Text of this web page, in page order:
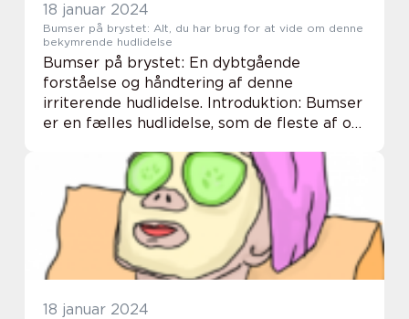
18 januar 2024
Bumser på brystet: Alt, du har brug for at vide om denne
bekymrende hudlidelse
Bumser på brystet: En dybtgående
forståelse og håndtering af denne
irriterende hudlidelse. Introduktion: Bumser
er en fælles hudlidelse, som de fleste af os
vores liv. Mens de typisk forbinder med
ansigtet, k...
18 januar 2024